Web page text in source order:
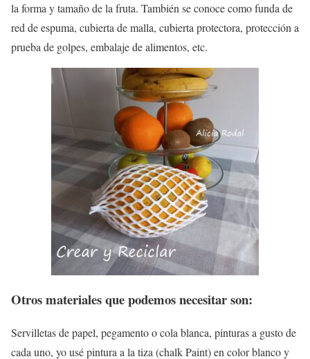
la forma y tamaño de la fruta. También se conoce como funda de
red de espuma, cubierta de malla, cubierta protectora, protección a
prueba de golpes, embalaje de alimentos, etc.
Otros materiales que podemos necesitar son:
Servilletas de papel, pegamento o cola blanca, pinturas a gusto de
cada uno, yo usé pintura a la tiza (chalk Paint) en color blanco y